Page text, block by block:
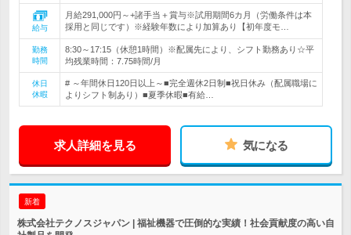
給与
月給291,000円～+諸手当＋賞与※試用期間6カ月（労働条件は本
採用と同じです）※経験年数により加算あり【初年度モ…
勤務
時間
8:30～17:15（休憩1時間）※配属先により、シフト勤務あり☆平
均残業時間：7.75時間/月
休日
休暇
# ～年間休日120日以上～■完全週休2日制■祝日休み（配属職場に
よりシフト制あり）■夏季休暇■有給…
求人詳細を見る 気になる
新着
株式会社テクノスジャパン | 福祉機器で圧倒的な実績！社会貢献度の高い自